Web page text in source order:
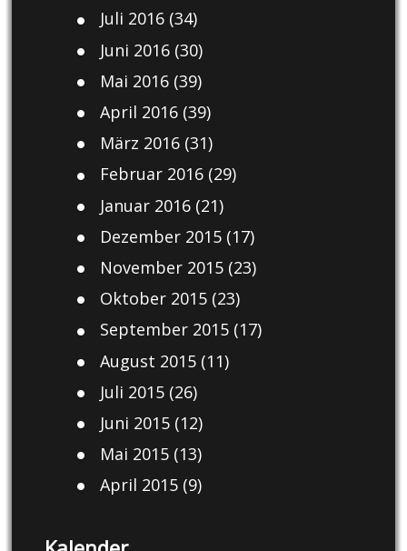
Juli 2016(34)
Juni 2016(30)
Mai 2016(39)
April 2016(39)
März 2016(31)
Februar 2016(29)
Januar 2016(21)
Dezember 2015(17)
November 2015(23)
Oktober 2015(23)
September 2015(17)
August 2015(11)
Juli 2015(26)
Juni 2015(12)
Mai 2015(13)
April 2015(9)